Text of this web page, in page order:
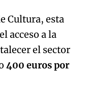
Cultura, esta
acceso a la
el sector
400 euros por